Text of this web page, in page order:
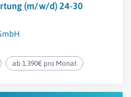
(m/w/d) 24-30
ab 1.390€ pro Monat